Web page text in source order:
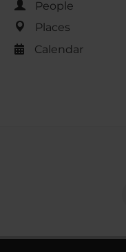
People
Places
Calendar